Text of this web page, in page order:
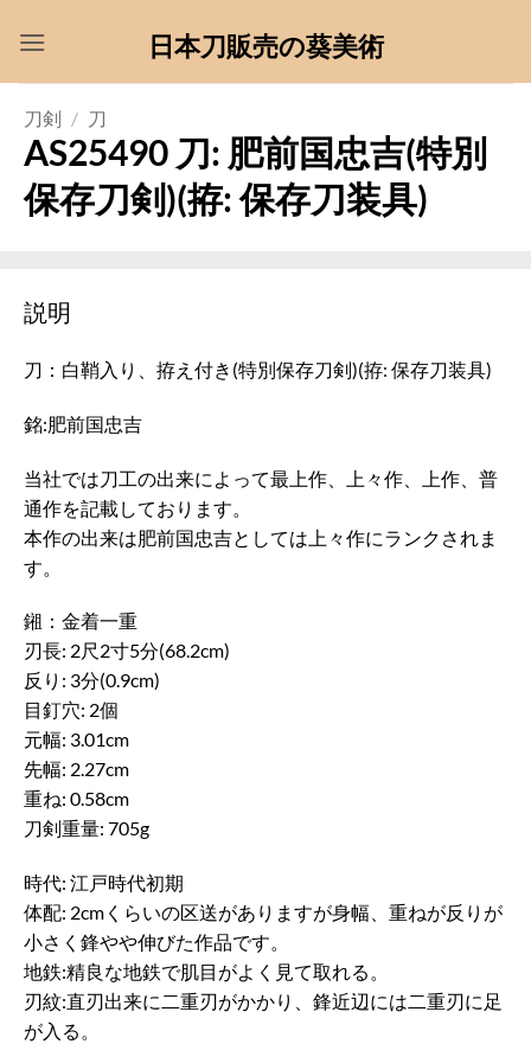
日本刀販売の葵美術
刀剣 / 刀
AS25490 刀: 肥前国忠吉(特別
保存刀剣)(拵: 保存刀装具)
説明
刀：白鞘入り、拵え付き(特別保存刀剣)(拵: 保存刀装具)
銘:肥前国忠吉
当社では刀工の出来によって最上作、上々作、上作、普
通作を記載しております。
本作の出来は肥前国忠吉としては上々作にランクされま
す。
鎺：金着一重
刃長: 2尺2寸5分(68.2cm)
反り: 3分(0.9cm)
目釘穴: 2個
元幅: 3.01cm
先幅: 2.27cm
重ね: 0.58cm
刀剣重量: 705g
時代: 江戸時代初期
体配: 2cmくらいの区送がありますが身幅、重ねが反りが
小さく鋒やや伸びた作品です。
地鉄:精良な地鉄で肌目がよく見て取れる。
刃紋:直刃出来に二重刃がかかり、鋒近辺には二重刃に足
が入る。